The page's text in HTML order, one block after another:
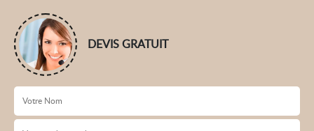
DEVIS GRATUIT